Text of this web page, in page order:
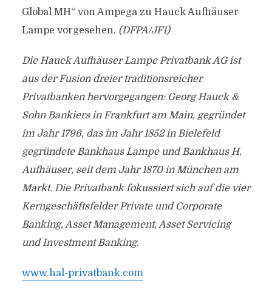
Global MH“ von Ampega zu Hauck Aufhäuser
Lampe vorgesehen. (DFPA/JF1)
Die Hauck Aufhäuser Lampe Privatbank AG ist
aus der Fusion dreier traditionsreicher
Privatbanken hervorgegangen: Georg Hauck &
Sohn Bankiers in Frankfurt am Main, gegründet
im Jahr 1796, das im Jahr 1852 in Bielefeld
gegründete Bankhaus Lampe und Bankhaus H.
Aufhäuser, seit dem Jahr 1870 in München am
Markt. Die Privatbank fokussiert sich auf die vier
Kerngeschäftsfelder Private und Corporate
Banking, Asset Management, Asset Servicing
und Investment Banking.
www.hal-privatbank.com